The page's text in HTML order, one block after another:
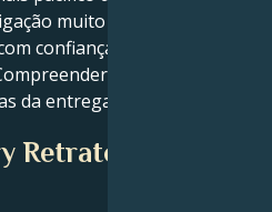
muito mais profunda
confiança no seu próprio
que o poder
da entrega e da fé.
Retrato